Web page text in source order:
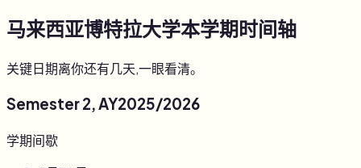
马来西亚博特拉大学本学期时间轴
关键日期离你还有几天,一眼看清。
Semester 2, AY2025/2026
学期间歇